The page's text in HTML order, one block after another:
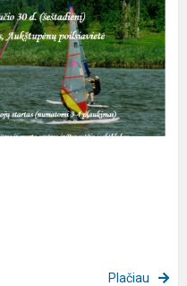
Plačiau